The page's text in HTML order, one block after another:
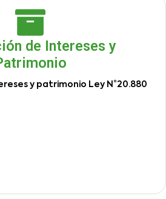
de Intereses y
y patrimonio Ley N°20.880